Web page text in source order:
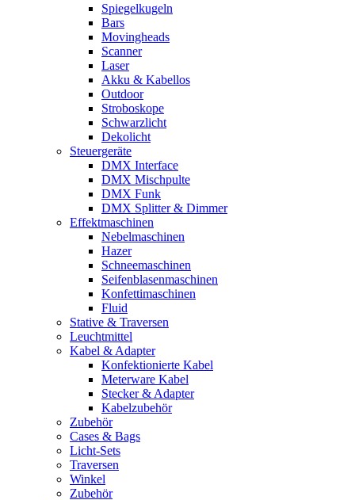
Spiegelkugeln
Bars
Movingheads
Scanner
Laser
Akku & Kabellos
Outdoor
Stroboskope
Schwarzlicht
Dekolicht
Steuergeräte
DMX Interface
DMX Mischpulte
DMX Funk
DMX Splitter & Dimmer
Effektmaschinen
Nebelmaschinen
Hazer
Schneemaschinen
Seifenblasenmaschinen
Konfettimaschinen
Fluid
Stative & Traversen
Leuchtmittel
Kabel & Adapter
Konfektionierte Kabel
Meterware Kabel
Stecker & Adapter
Kabelzubehör
Zubehör
Cases & Bags
Licht-Sets
Traversen
Winkel
Zubehör